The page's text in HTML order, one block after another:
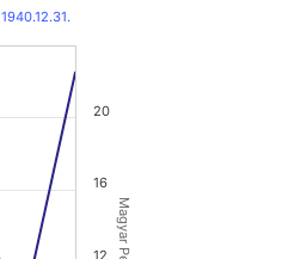
1940.12.31.
12
16
20